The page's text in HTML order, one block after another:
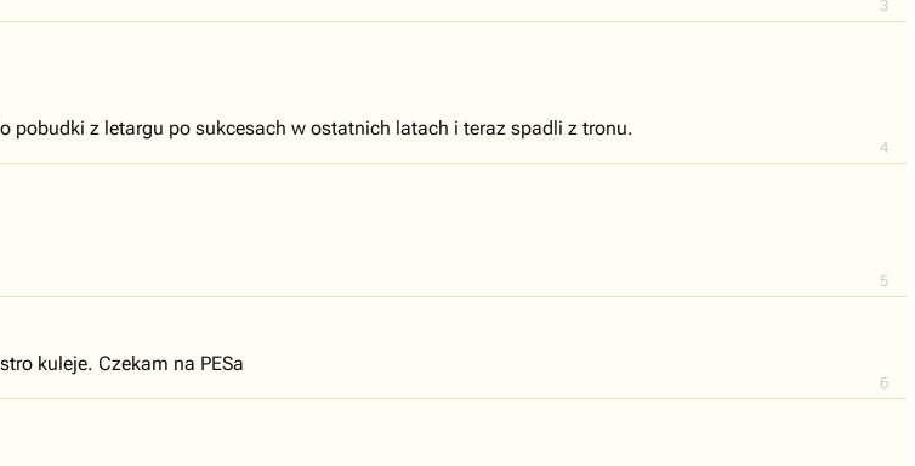
3
4
pobudki z letargu po sukcesach w ostatnich latach i teraz spadli z tronu.
5
6
kuleje. Czekam na PESa